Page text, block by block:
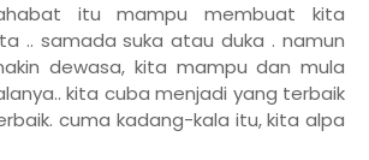
itu mampu membuat kita
.. samada suka atau duka . namun
dewasa, kita mampu dan mula
kita cuba menjadi yang terbaik
cuma kadang-kala itu, kita alpa